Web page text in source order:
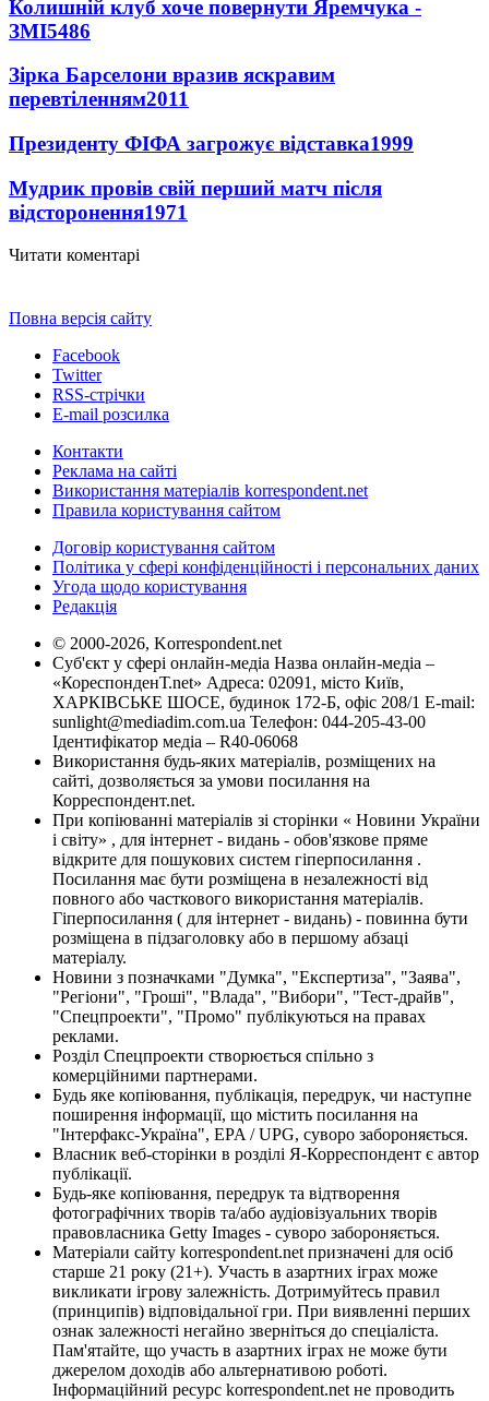
Колишній клуб хоче повернути Яремчука -
ЗМІ5486
Зірка Барселони вразив яскравим
перевтіленням2011
Президенту ФІФА загрожує відставка1999
Мудрик провів свій перший матч після
відсторонення1971
Читати коментарі
Повна версія сайту
Facebook
Twitter
RSS-стрічки
E-mail розсилка
Контакти
Реклама на сайті
Використання матеріалів korrespondent.net
Правила користування сайтом
Договір користування сайтом
Політика у сфері конфіденційності і персональних даних
Угода щодо користування
Редакція
© 2000-2026, Korrespondent.net
Суб'єкт у сфері онлайн-медіа Назва онлайн-медіа –
«КореспонденТ.net» Адреса: 02091, місто Київ,
ХАРКІВСЬКЕ ШОСЕ, будинок 172-Б, офіс 208/1 E-mail:
sunlight@mediadim.com.ua Телефон: 044-205-43-00
Ідентифікатор медіа – R40-06068
Використання будь-яких матеріалів, розміщених на
сайті, дозволяється за умови посилання на
Корреспондент.net.
При копіюванні матеріалів зі сторінки « Новини України
і світу» , для інтернет - видань - обов'язкове пряме
відкрите для пошукових систем гіперпосилання .
Посилання має бути розміщена в незалежності від
повного або часткового використання матеріалів.
Гіперпосилання ( для інтернет - видань) - повинна бути
розміщена в підзаголовку або в першому абзаці
матеріалу.
Новини з позначками "Думка", "Експертиза", "Заява",
"Регіони", "Гроші", "Влада", "Вибори", "Тест-драйв",
"Спецпроекти", "Промо" публікуються на правах
реклами.
Розділ Спецпроекти створюється спільно з
комерційними партнерами.
Будь яке копіювання, публікація, передрук, чи наступне
поширення інформації, що містить посилання на
"Інтерфакс-Україна", EPA / UPG, суворо забороняється.
Власник веб-сторінки в розділі Я-Корреспондент є автор
публікації.
Будь-яке копіювання, передрук та відтворення
фотографічних творів та/або аудіовізуальних творів
правовласника Getty Images - суворо забороняється.
Матеріали сайту korrespondent.net призначені для осіб
старше 21 року (21+). Участь в азартних іграх може
викликати ігрову залежність. Дотримуйтесь правил
(принципів) відповідальної гри. При виявленні перших
ознак залежності негайно зверніться до спеціаліста.
Пам'ятайте, що участь в азартних іграх не може бути
джерелом доходів або альтернативою роботі.
Інформаційний ресурс korrespondent.net не проводить